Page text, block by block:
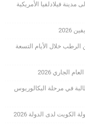
فيلادلفيا الأمريكية
آلاف كيلوغرام من الرطب خلال الأيام التسعة
من 6 آلاف طالب وطالبة في مرحلة البكالوريوس
لدى الدولة 2026